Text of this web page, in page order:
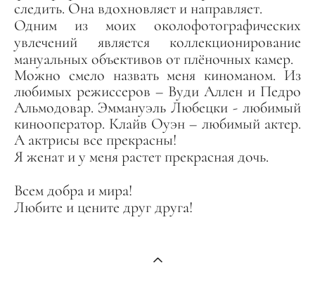
следить. Она вдохновляет и направляет.
Одним из моих околофотографических
увлечений является коллекционирование
мануальных объективов от плёночных камер.
Можно смело назвать меня киноманом. Из
любимых режиссеров – Вуди Аллен и Педро
Альмодовар. Эммануэль Любецки - любимый
кинооператор. Клайв Оуэн – любимый актер.
А актрисы все прекрасны!
Я женат и у меня растет прекрасная дочь.
Всем добра и мира!
Любите и цените друг друга!